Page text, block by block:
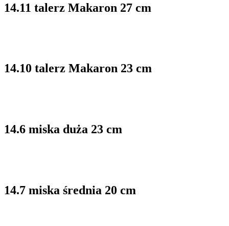
14.11 talerz Makaron 27 cm
14.10 talerz Makaron 23 cm
14.6 miska duża 23 cm
14.7 miska średnia 20 cm